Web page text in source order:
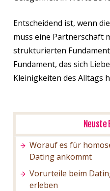
Entscheidend ist, wenn
muss eine Partnerschaft
strukturierten
Fundament, das sich
Kleinigkeiten des Alltags
Neuste
Worauf es für
Dating ankommt
Vorurteile beim
erleben